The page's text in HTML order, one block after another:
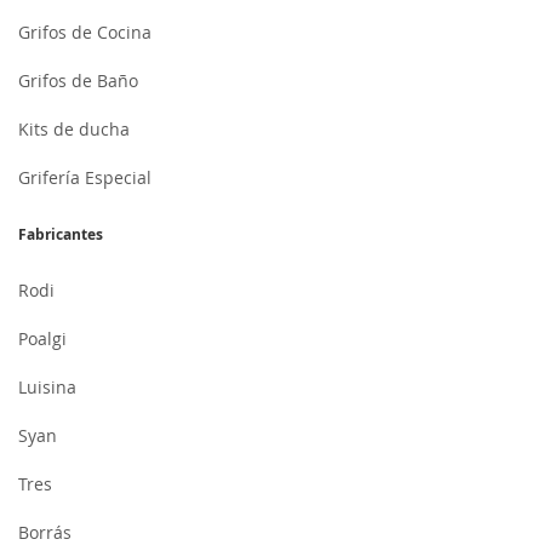
Grifos de Cocina
Grifos de Baño
Kits de ducha
Grifería Especial
Fabricantes
Rodi
Poalgi
Luisina
Syan
Tres
Borrás